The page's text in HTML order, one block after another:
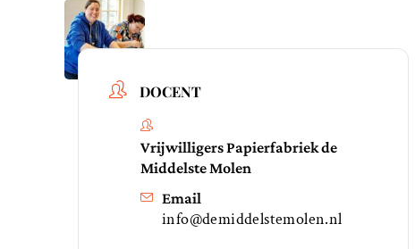
DOCENT
Vrijwilligers Papierfabriek de
Middelste Molen
Email
info@demiddelstemolen.nl